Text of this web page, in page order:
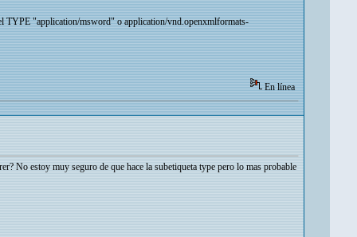
TYPE "application/msword" o application/vnd.openxmlformats-
En línea
No estoy muy seguro de que hace la subetiqueta type pero lo mas probable